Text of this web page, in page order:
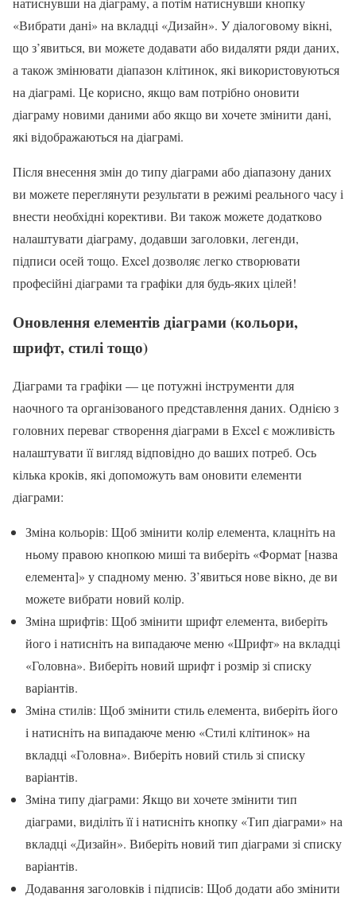
«Вибрати дані» на вкладці «Дизайн». У діалоговому вікні,
що з’явиться, ви можете додавати або видаляти ряди даних,
а також змінювати діапазон клітинок, які використовуються
на діаграмі. Це корисно, якщо вам потрібно оновити
діаграму новими даними або якщо ви хочете змінити дані,
які відображаються на діаграмі.
Після внесення змін до типу діаграми або діапазону даних
ви можете переглянути результати в режимі реального часу і
внести необхідні корективи. Ви також можете додатково
налаштувати діаграму, додавши заголовки, легенди,
підписи осей тощо. Excel дозволяє легко створювати
професійні діаграми та графіки для будь-яких цілей!
Оновлення елементів діаграми (кольори,
шрифт, стилі тощо)
Діаграми та графіки — це потужні інструменти для
наочного та організованого представлення даних. Однією з
головних переваг створення діаграми в Excel є можливість
налаштувати її вигляд відповідно до ваших потреб. Ось
кілька кроків, які допоможуть вам оновити елементи
діаграми:
Зміна кольорів: Щоб змінити колір елемента, клацніть на
ньому правою кнопкою миші та виберіть «Формат [назва
елемента]» у спадному меню. З’явиться нове вікно, де ви
можете вибрати новий колір.
Зміна шрифтів: Щоб змінити шрифт елемента, виберіть
його і натисніть на випадаюче меню «Шрифт» на вкладці
«Головна». Виберіть новий шрифт і розмір зі списку
варіантів.
Зміна стилів: Щоб змінити стиль елемента, виберіть його
і натисніть на випадаюче меню «Стилі клітинок» на
вкладці «Головна». Виберіть новий стиль зі списку
варіантів.
Зміна типу діаграми: Якщо ви хочете змінити тип
діаграми, виділіть її і натисніть кнопку «Тип діаграми» на
вкладці «Дизайн». Виберіть новий тип діаграми зі списку
варіантів.
Додавання заголовків і підписів: Щоб додати або змінити